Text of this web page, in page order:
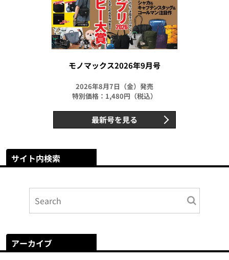
モノマックス2026年9月号
2026年8月7日（金）発売
特別価格：1,480円（税込）
最新号を見る
サイト内検索
アーカイブ